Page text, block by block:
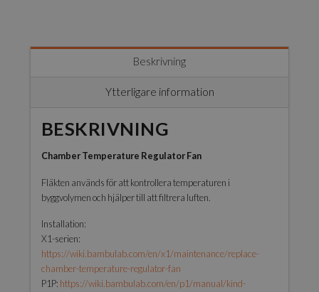
regulator
mängd
Beskrivning
Ytterligare information
BESKRIVNING
Chamber Temperature Regulator Fan
Fläkten används för att kontrollera temperaturen i
byggvolymen och hjälper till att filtrera luften.
Installation:
X1-serien:
https://wiki.bambulab.com/en/x1/maintenance/replace-
chamber-temperature-regulator-fan
P1P: https://wiki.bambulab.com/en/p1/manual/kind-